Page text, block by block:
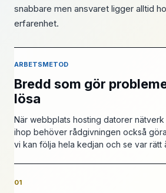
snabbare men ansvaret ligger alltid
erfarenhet.
ARBETSMETOD
Bredd som gör
lösa
När webbplats hosting datorer
ihop behöver rådgivningen också
vi kan följa hela kedjan och se var rätt
01